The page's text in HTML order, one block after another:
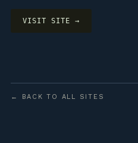
VISIT SITE →
← BACK TO ALL SITES